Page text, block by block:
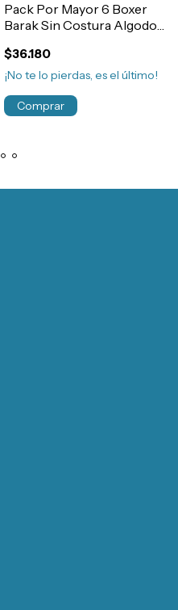
Pack Por Mayor 6 Boxer
Barak Sin Costura Algodon
Art.101
$36.180
¡No te lo pierdas, es el último!
Comprar